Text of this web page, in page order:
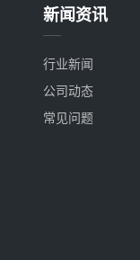
新闻资讯
行业新闻
公司动态
常见问题